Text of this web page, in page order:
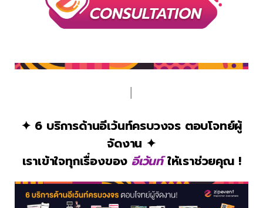
✦ 6 บริการด้านอีเว้นท์ครบวงจร ตอบโจทย์ผู้
จัดงาน ✦
เราเข้าใจทุกเรื่องของ อีเว้นท์ให้เราช่วยคุณ !